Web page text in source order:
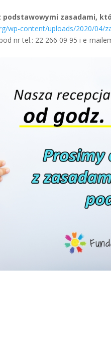
podstawowymi zasadami,
wp-content/uploads/2020/04/
nr tel.: 22 266 09 95 i e-